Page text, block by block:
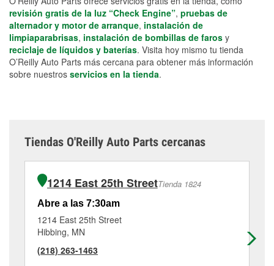
revisión gratis de la luz “Check Engine”, pruebas de
alternador y motor de arranque, instalación de
limpiaparabrisas, instalación de bombillas de faros y
reciclaje de líquidos y baterías. Visita hoy mismo tu tienda
O’Reilly Auto Parts más cercana para obtener más información
sobre nuestros servicios en la tienda.
Tiendas O'Reilly Auto Parts cercanas
1214 East 25th StreetTienda 1824
Abre a las 7:30am
1214 East 25th Street
Hibbing, MN
(218) 263-1463